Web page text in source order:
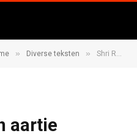
» Diverse teksten » Shri Raamaayan aartie
aartie